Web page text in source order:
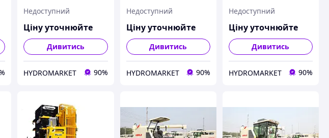
Недоступний
Ціну уточнюйте
Дивитись
HYDROMARKET 90%
Недоступний
Ціну уточнюйте
Дивитись
HYDROMARKET 90%
Недоступний
Ціну уточнюйте
Дивитись
HYDROMARKET 90%